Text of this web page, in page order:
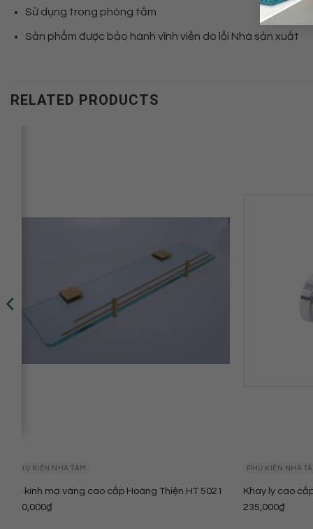
Sử dụng trong phòng tắm
Sản phẩm được bảo hành vĩnh viễn do lỗi Nhà sản xuất
RELATED PRODUCTS
PHỤ KIỆN NHÀ TẮM
Kệ kính mạ vàng cao cấp Hoàng Thiện HT 5021
430,000₫
PHỤ KIỆN NHÀ
Khay ly cao
235,000₫